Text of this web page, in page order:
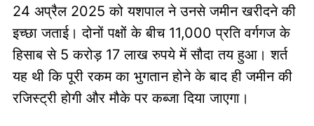
24 अप्रैल 2025 को यशपाल ने उनसे जमीन खरीदने की
इच्छा जताई। दोनों पक्षों के बीच 11,000 प्रति वर्गगज के
हिसाब से 5 करोड़ 17 लाख रुपये में सौदा तय हुआ। शर्त
यह थी कि पूरी रकम का भुगतान होने के बाद ही जमीन की
रजिस्ट्री होगी और मौके पर कब्जा दिया जाएगा।